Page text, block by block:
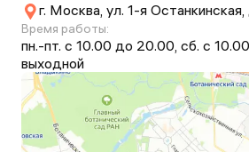
г. Москва, ул. 1-я
Время работы:
пн.-пт. с 10.00 до 20.00, сб. с
выходной